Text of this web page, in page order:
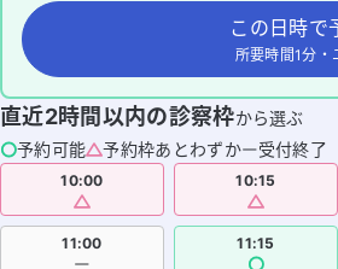
この日時で
所要時間1分・
直近2時間以内の診察枠から選ぶ
予約可能
予約枠あとわずか 受付終了
10:00 10:15
11:00 11:15